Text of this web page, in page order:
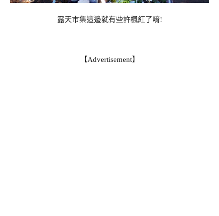
露天市集這邊就有些許楓紅了唷!
【Advertisement】